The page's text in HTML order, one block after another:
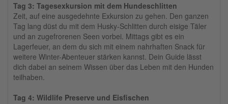
Tag 3: Tagesexkursion mit dem Hundeschlitten
Zeit, auf eine ausgedehnte Exkursion zu gehen. Den ganzen
Tag lang düst du mit dem Husky-Schlitten durch eisige Täler
und an zugefrorenen Seen vorbei. Mittags gibt es ein
Lagerfeuer, an dem du sich mit einem nahrhaften Snack für
weitere Winter-Abenteuer stärken kannst. Dein Guide lässt
dich dabei an seinem Wissen über das Leben mit den Hunden
teilhaben.
Tag 4: Wildlife Preserve und Eisfischen